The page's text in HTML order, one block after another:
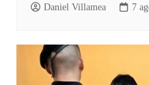
Daniel Villamea 7